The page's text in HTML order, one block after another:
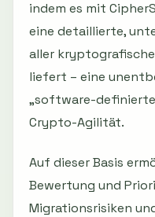
indem es mit
eine detaillierte,
aller
liefert – eine
„software-
Crypto-Agilität.
Auf dieser Basis
Bewertung und
Migrationsrisiken